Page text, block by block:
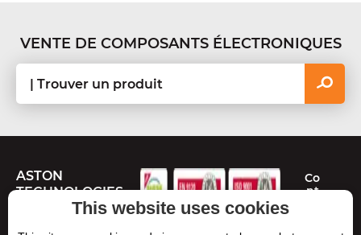
VENTE DE COMPOSANTS ÉLECTRONIQUES
ASTON
TECHNOLOGIES
Co
nt
This website uses cookies